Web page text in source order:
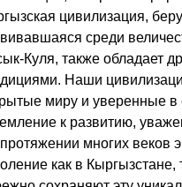
цивилизация,
среди
Куля, также обладает
Наши
миру и уверенные
к развитию,
многих веков
как в